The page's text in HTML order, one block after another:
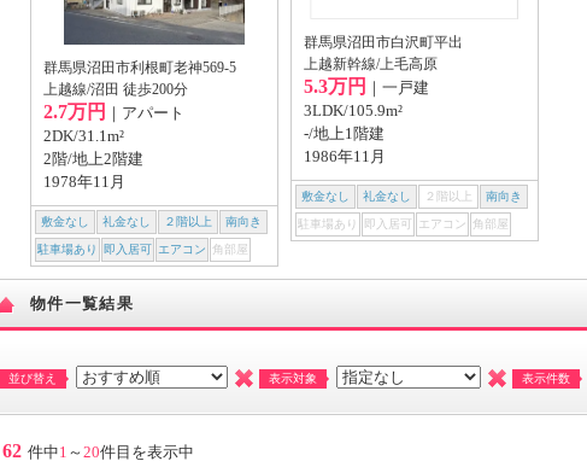
群馬県沼田市利根町老神569-5
上越線/沼田 徒歩200分
2.7万円 ｜アパート
2DK/31.1m²
2階/地上2階建
1978年11月
敷金なし 礼金なし ２階以上 南向き
駐車場あり 即入居可 エアコン 角部屋
群馬県沼田市白沢町平出
上越新幹線/上毛高原
5.3万円 ｜一戸建
3LDK/105.9m²
-/地上1階建
1986年11月
敷金なし 礼金なし ２階以上 南向き
駐車場あり 即入居可 エアコン 角部屋
物件一覧結果
並び替え 表示対象 表示件数
62 件中1 ～ 20件目を表示中